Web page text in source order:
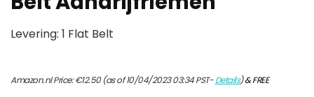
Levering: 1 Flat Belt
Amazon.nl Price:€12.50(as of 10/04/2023 03:34 PST-Details)&FREE